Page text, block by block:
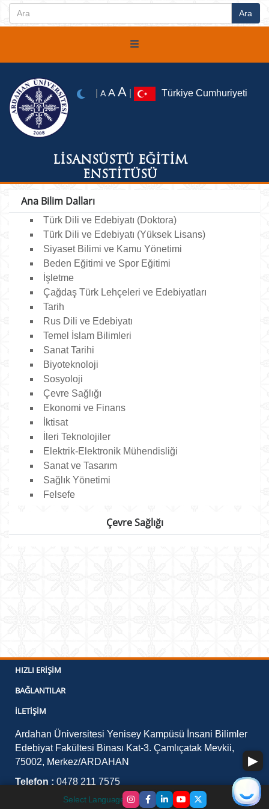
LİSANSÜSTÜ EĞİTİM
ENSTİTÜSÜ
A A A Türkiye Cumhuriyeti
Ana Bilim Dalları
Türk Dili ve Edebiyatı (Doktora)
Türk Dili ve Edebiyatı (Yüksek Lisans)
Siyaset Bilimi ve Kamu Yönetimi
Beden Eğitimi ve Spor Eğitimi
İşletme
Çağdaş Türk Lehçeleri ve Edebiyatları
Tarih
Rus Dili ve Edebiyatı
Temel İslam Bilimleri
Sanat Tarihi
Biyoteknoloji
Sosyoloji
Çevre Sağlığı
Ekonomi ve Finans
İktisat
İleri Teknolojiler
Elektrik-Elektronik Mühendisliği
Sanat ve Tasarım
Sağlık Yönetimi
Felsefe
Çevre Sağlığı
Select Language ▼
HIZLI ERIŞIM
BAĞLANTILAR
İLETIŞIM
Ardahan Üniversitesi Yenisey Kampüsü İnsani Bilimler
Edebiyat Fakültesi Binası Kat-3. Çamlıçatak Mevkii,
75002, Merkez/ARDAHAN
Telefon : 0478 211 7575
lisansustuegitim@ardahan.edu.tr Tez